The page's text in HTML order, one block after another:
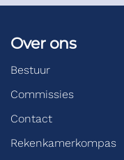
Over ons
Bestuur
Commissies
Contact
Rekenkamerkompas